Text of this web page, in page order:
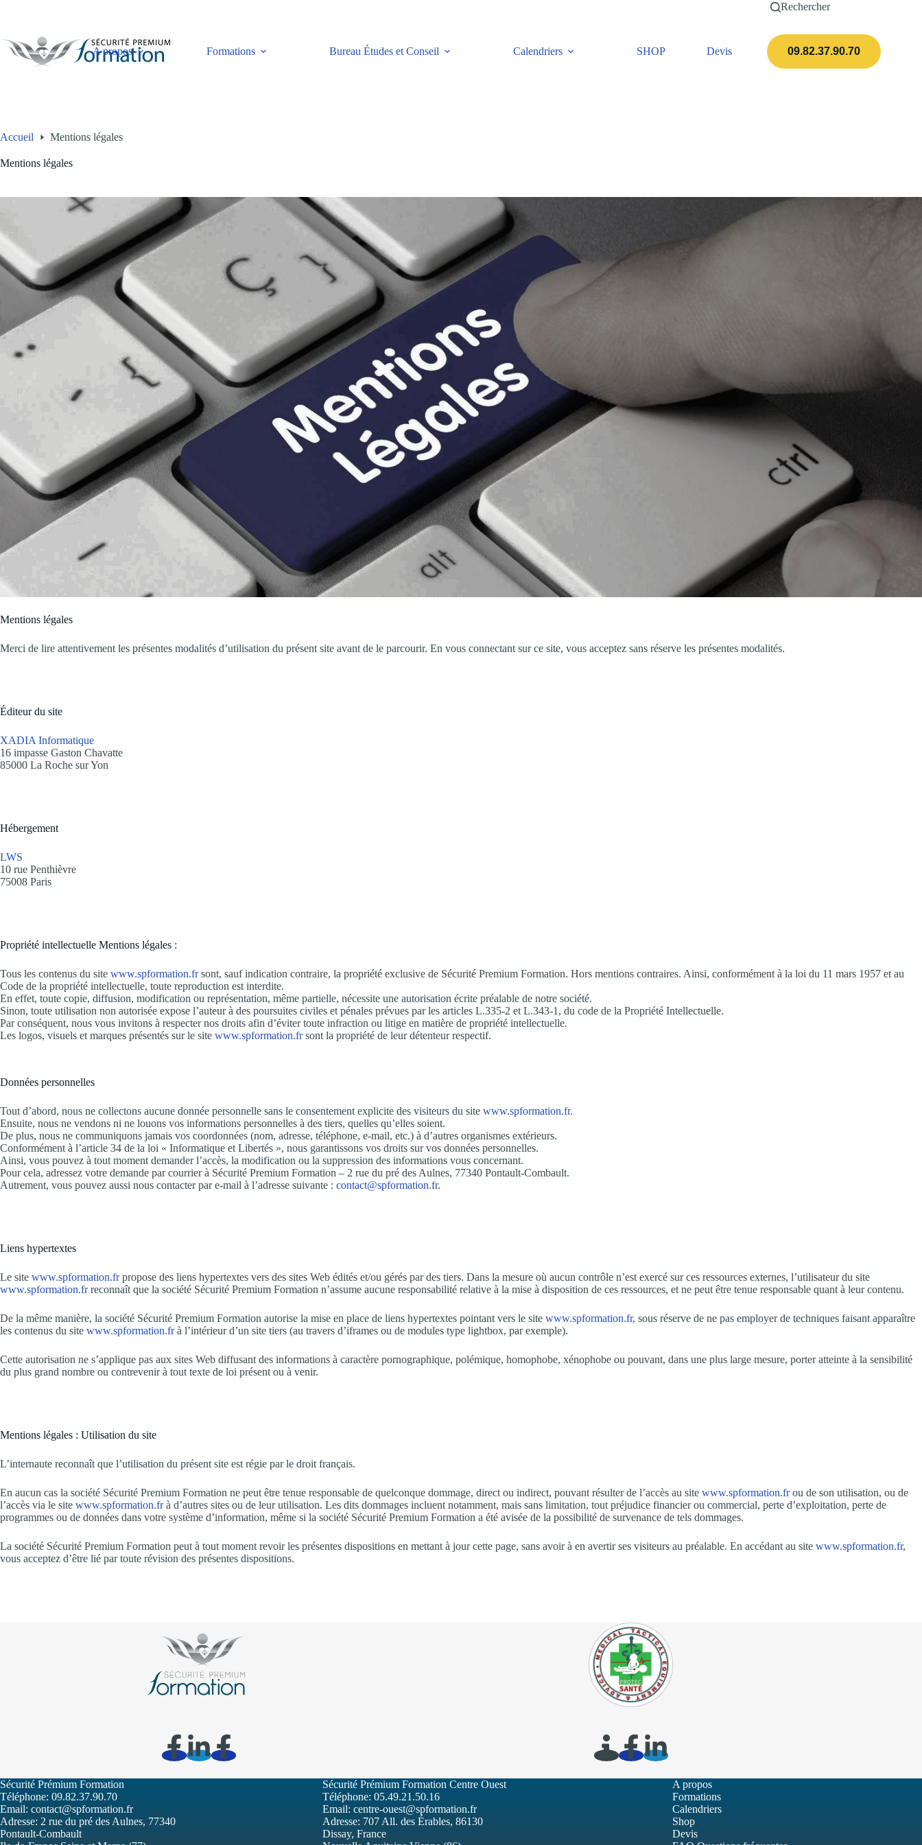
Rechercher
A propos Formations Bureau Études et Conseil Calendriers SHOP Devis Actualités
09.82.37.90.70
Accueil Mentions légales
Mentions légales
Mentions légales
Merci de lire attentivement les présentes modalités d’utilisation du présent site avant de le parcourir. En vous connectant sur ce site, vous acceptez sans réserve les présentes modalités.
Éditeur du site
XADIA Informatique
16 impasse Gaston Chavatte
85000 La Roche sur Yon
Hébergement
LWS
10 rue Penthièvre
75008 Paris
Propriété intellectuelle Mentions légales :
Tous les contenus du site www.spformation.frsont, sauf indication contraire, la propriété exclusive de Sécurité Premium Formation. Hors mentions contraires. Ainsi, conformément à la loi du 11 mars 1957 et au
Code de la propriété intellectuelle, toute reproduction est interdite.
En effet, toute copie, diffusion, modification ou représentation, même partielle, nécessite une autorisation écrite préalable de notre société.
Sinon, toute utilisation non autorisée expose l’auteur à des poursuites civiles et pénales prévues par les articles L.335-2 et L.343-1, du code de la Propriété Intellectuelle.
Par conséquent, nous vous invitons à respecter nos droits afin d’éviter toute infraction ou litige en matière de propriété intellectuelle.
Les logos, visuels et marques présentés sur le site www.spformation.frsont la propriété de leur détenteur respectif.
Données personnelles
Tout d’abord, nous ne collectons aucune donnée personnelle sans le consentement explicite des visiteurs du site www.spformation.fr.
Ensuite, nous ne vendons ni ne louons vos informations personnelles à des tiers, quelles qu’elles soient.
De plus, nous ne communiquons jamais vos coordonnées (nom, adresse, téléphone, e-mail, etc.) à d’autres organismes extérieurs.
Conformément à l’article 34 de la loi « Informatique et Libertés », nous garantissons vos droits sur vos données personnelles.
Ainsi, vous pouvez à tout moment demander l’accès, la modification ou la suppression des informations vous concernant.
Pour cela, adressez votre demande par courrier à Sécurité Premium Formation – 2 rue du pré des Aulnes, 77340 Pontault-Combault.
Autrement, vous pouvez aussi nous contacter par e-mail à l’adresse suivante : contact@spformation.fr.
Liens hypertextes
Le site www.spformation.frpropose des liens hypertextes vers des sites Web édités et/ou gérés par des tiers. Dans la mesure où aucun contrôle n’est exercé sur ces ressources externes, l’utilisateur du site
www.spformation.frreconnaît que la société Sécurité Premium Formation n’assume aucune responsabilité relative à la mise à disposition de ces ressources, et ne peut être tenue responsable quant à leur contenu.
De la même manière, la société Sécurité Premium Formation autorise la mise en place de liens hypertextes pointant vers le site www.spformation.fr, sous réserve de ne pas employer de techniques faisant apparaître
les contenus du site www.spformation.frà l’intérieur d’un site tiers (au travers d’iframes ou de modules type lightbox, par exemple).
Cette autorisation ne s’applique pas aux sites Web diffusant des informations à caractère pornographique, polémique, homophobe, xénophobe ou pouvant, dans une plus large mesure, porter atteinte à la sensibilité
du plus grand nombre ou contrevenir à tout texte de loi présent ou à venir.
Mentions légales : Utilisation du site
L’internaute reconnaît que l’utilisation du présent site est régie par le droit français.
En aucun cas la société Sécurité Premium Formation ne peut être tenue responsable de quelconque dommage, direct ou indirect, pouvant résulter de l’accès au site www.spformation.frou de son utilisation, ou de
l’accès via le site www.spformation.frà d’autres sites ou de leur utilisation. Les dits dommages incluent notamment, mais sans limitation, tout préjudice financier ou commercial, perte d’exploitation, perte de
programmes ou de données dans votre système d’information, même si la société Sécurité Premium Formation a été avisée de la possibilité de survenance de tels dommages.
La société Sécurité Premium Formation peut à tout moment revoir les présentes dispositions en mettant à jour cette page, sans avoir à en avertir ses visiteurs au préalable. En accédant au site www.spformation.fr,
vous acceptez d’être lié par toute révision des présentes dispositions.
Sécurité Prémium Formation
Téléphone: 09.82.37.90.70
Email: contact@spformation.fr
Adresse: 2 rue du pré des Aulnes, 77340
Pontault-Combault
Sécurité Prémium Formation Centre Ouest
Téléphone: 05.49.21.50.16
Email: centre-ouest@spformation.fr
Adresse: 707 All. des Érables, 86130
Dissay, France
A propos
Formations
Calendriers
Shop
Devis